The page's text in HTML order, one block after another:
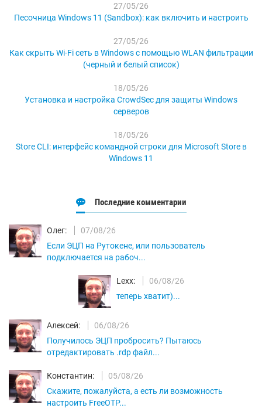
27/05/26
Песочница Windows 11 (Sandbox): как включить и настроить
27/05/26
Как скрыть Wi-Fi сеть в Windows с помощью WLAN фильтрации
(черный и белый список)
18/05/26
Установка и настройка CrowdSec для защиты Windows
серверов
18/05/26
Store CLI: интерфейс командной строки для Microsoft Store в
Windows 11
Последние комментарии
Олег:
07/08/26
Если ЭЦП на Рутокене, или пользователь
подключается на рабоч...
Lexx:
06/08/26
теперь хватит)...
Алексей:
06/08/26
Получилось ЭЦП пробросить? Пытаюсь
отредактировать .rdp файл...
Константин:
05/08/26
Скажите, пожалуйста, а есть ли возможность
настроить FreeOTP...